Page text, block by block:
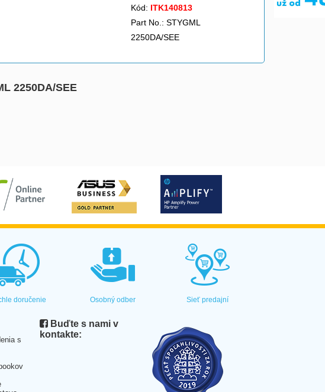
Kód: ITK140813
Part No.: STYGML
2250DA/SEE
2250DA/SEE
doručenie Osobný odber Sieť predajní
s
Buďte s nami v
kontakte: